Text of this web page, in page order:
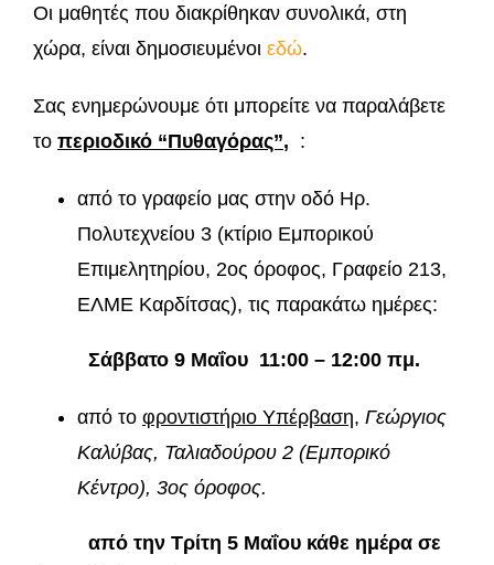
Οι μαθητές που διακρίθηκαν συνολικά, στη
χώρα, είναι δημοσιευμένοι εδώ.
Σας ενημερώνουμε ότι μπορείτε να παραλάβετε
το περιοδικό “Πυθαγόρας”, :
από το γραφείο μας στην οδό Ηρ.
Πολυτεχνείου 3 (κτίριο Εμπορικού
Επιμελητηρίου, 2ος όροφος, Γραφείο 213,
ΕΛΜΕ Καρδίτσας), τις παρακάτω ημέρες:
Σάββατο 9 Μαΐου 11:00 – 12:00 πμ.
από το φροντιστήριο Υπέρβαση, Γεώργιος
Καλύβας, Ταλιαδούρου 2 (Εμπορικό
Κέντρο), 3ος όροφος.
από την Τρίτη 5 Μαΐου κάθε ημέρα σε